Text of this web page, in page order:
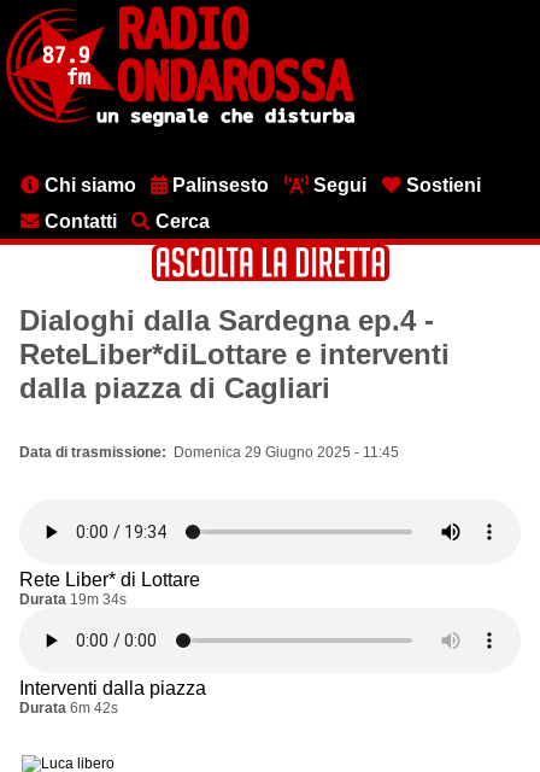
contenuto
principale
MenuChi siamo Palinsesto Segui
Sostieni
Contatti
Cerca
Dialoghi dalla Sardegna ep.4 -
ReteLiber*diLottare e interventi
dalla piazza di Cagliari
Data di trasmissione Domenica 29 Giugno 2025 - 11:45
Rete Liber* di Lottare
Durata 19m 34s
Interventi dalla piazza
Durata 6m 42s